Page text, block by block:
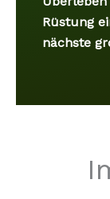
Rüstung
nächste